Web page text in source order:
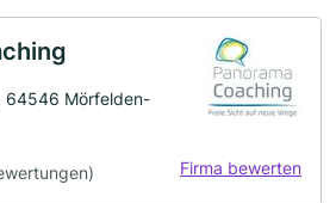
64546 Mörfelden-
Firma bewerten